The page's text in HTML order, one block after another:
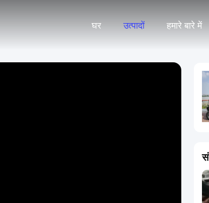
घर उत्पादों हमारे बारे में